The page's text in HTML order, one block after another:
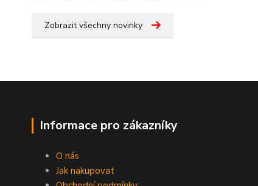
Zobrazit všechny novinky
Informace pro zákazníky
O nás
Jak nakupovat